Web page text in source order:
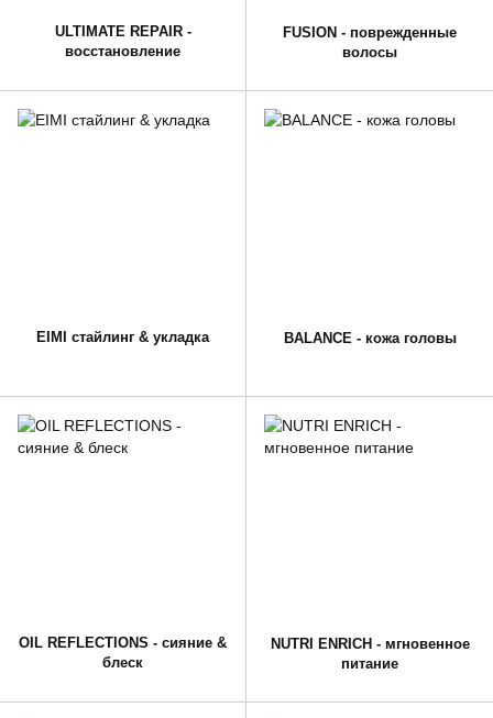
ULTIMATE REPAIR -
восстановление
FUSION - поврежденные
волосы
EIMI стайлинг & укладка BALANCE - кожа головы
OIL REFLECTIONS - сияние &
блеск
NUTRI ENRICH - мгновенное
питание